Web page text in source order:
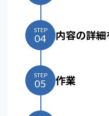
STEP
04 内容の詳
STEP
05 作業